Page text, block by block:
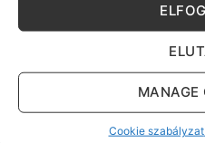
MANAGE
Cookie szabályzat